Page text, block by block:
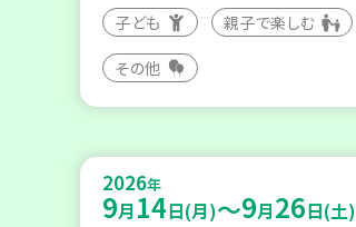
子ども 親子で楽しむ
その他
2026年
9月 14日(月)～9月26日(土)